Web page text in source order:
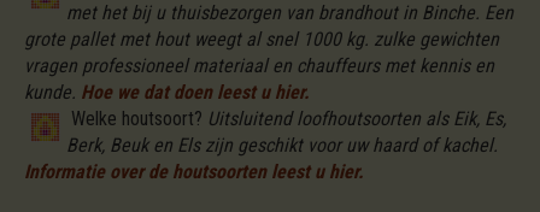
met het bij u thuisbezorgen van brandhout in Binche. Een
grote pallet met hout weegt al snel 1000 kg. zulke gewichten
vragen professioneel materiaal en chauffeurs met kennis en
kunde. Hoe we dat doen leest u hier.
Welke houtsoort? Uitsluitend loofhoutsoorten als Eik, Es,
Berk, Beuk en Els zijn geschikt voor uw haard of kachel.
Informatie over de houtsoorten leest u hier.